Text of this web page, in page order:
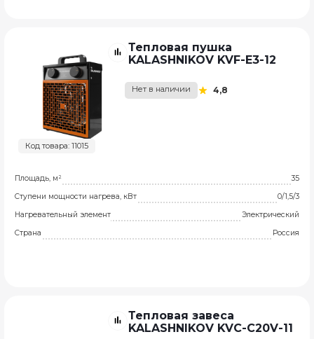
Код товара: 11015
Тепловая пушка
KALASHNIKOV KVF-E3-12
Нет в наличии 4,8
Площадь, м²
35
Ступени мощности нагрева, кВт
0/1,5/3
Нагревательный элемент
Электрический
Страна
Россия
Тепловая завеса
KALASHNIKOV KVС-C20V-11